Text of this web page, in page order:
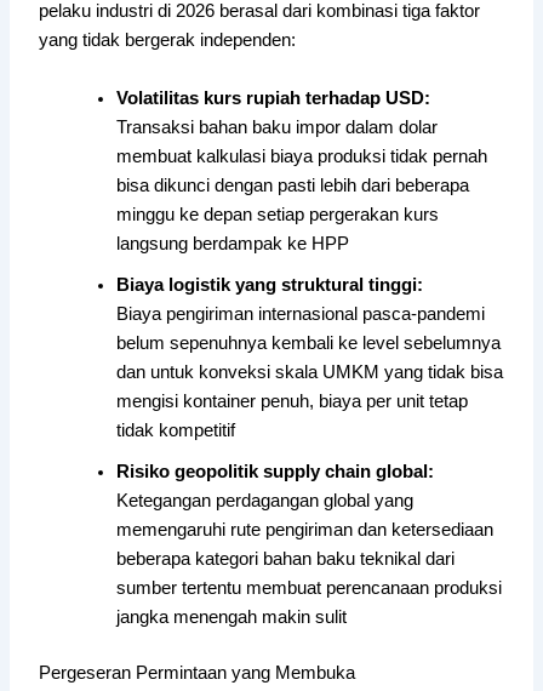
pelaku industri di 2026 berasal dari kombinasi tiga faktor
yang tidak bergerak independen:
Volatilitas kurs rupiah terhadap USD:
Transaksi bahan baku impor dalam dolar
membuat kalkulasi biaya produksi tidak pernah
bisa dikunci dengan pasti lebih dari beberapa
minggu ke depan setiap pergerakan kurs
langsung berdampak ke HPP
Biaya logistik yang struktural tinggi:
Biaya pengiriman internasional pasca-pandemi
belum sepenuhnya kembali ke level sebelumnya
dan untuk konveksi skala UMKM yang tidak bisa
mengisi kontainer penuh, biaya per unit tetap
tidak kompetitif
Risiko geopolitik supply chain global:
Ketegangan perdagangan global yang
memengaruhi rute pengiriman dan ketersediaan
beberapa kategori bahan baku teknikal dari
sumber tertentu membuat perencanaan produksi
jangka menengah makin sulit
Pergeseran Permintaan yang Membuka